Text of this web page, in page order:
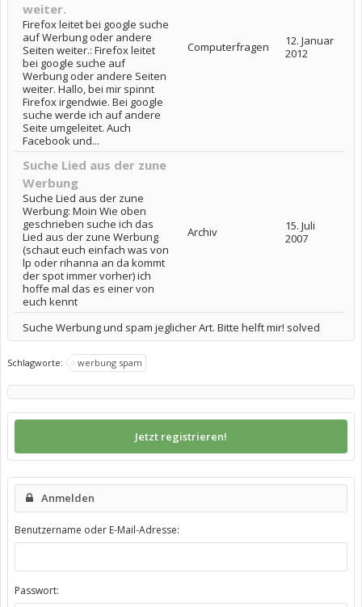
weiter.
Firefox leitet bei google suche
auf Werbung oder andere
Seiten weiter.: Firefox leitet
bei google suche auf
Werbung oder andere Seiten
weiter. Hallo, bei mir spinnt
Firefox irgendwie. Bei google
suche werde ich auf andere
Seite umgeleitet. Auch
Facebook und...
Computerfragen
12. Januar
2012
Suche Lied aus der zune
Werbung
Suche Lied aus der zune
Werbung: Moin Wie oben
geschrieben suche ich das
Lied aus der zune Werbung
(schaut euch einfach was von
lp oder rihanna an da kommt
der spot immer vorher) ich
hoffe mal das es einer von
euch kennt
Archiv
15. Juli
2007
Suche Werbung und spam jeglicher Art. Bitte helft mir! solved
Schlagworte: werbung spam
Jetzt registrieren!
Anmelden
Benutzername oder E-Mail-Adresse:
Passwort: